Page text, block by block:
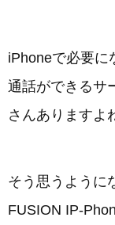
iPhoneで必要に
通話ができるサ
さんありますよ
そう思うように
FUSION IP-